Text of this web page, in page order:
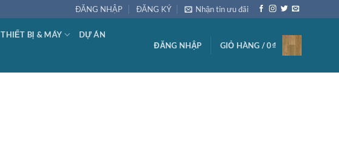
ĐĂNG NHẬP ĐĂNG KÝ Nhận tin ưu đãi
THIẾT BỊ & MÁY DỰ ÁN
ĐĂNG NHẬP GIỎ HÀNG /0₫